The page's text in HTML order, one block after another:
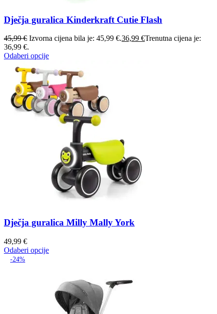
Dječja guralica Kinderkraft Cutie Flash
45,99€ Izvorna cijena bila je: 45,99 €.36,99 €Trenutna cijena je:
36,99 €.
Odaberi opcije
Dječja guralica Milly Mally York
49,99 €
Odaberi opcije
-24%